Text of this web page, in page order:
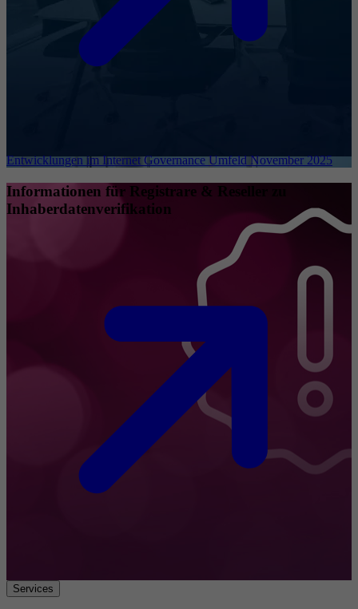
Entwicklungen im Internet Governance Umfeld November 2025
Informationen für Registrare & Reseller zu
Inhaberdatenverifikation
Services